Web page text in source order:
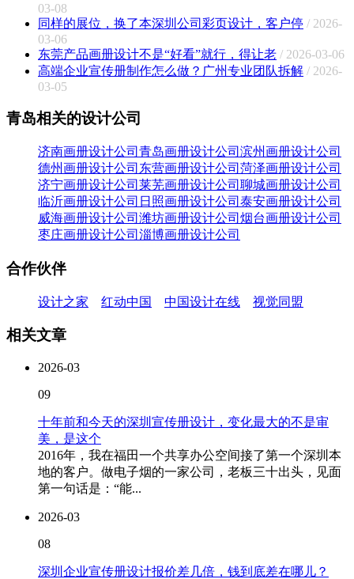
03-08
同样的展位，换了本深圳公司彩页设计，客户停 / 2026-
03-06
东莞产品画册设计不是“好看”就行，得让老 / 2026-03-06
高端企业宣传册制作怎么做？广州专业团队拆解 / 2026-
03-05
青岛相关的设计公司
济南画册设计公司 青岛画册设计公司 滨州画册设计公司
德州画册设计公司 东营画册设计公司 菏泽画册设计公司
济宁画册设计公司 莱芜画册设计公司 聊城画册设计公司
临沂画册设计公司 日照画册设计公司 泰安画册设计公司
威海画册设计公司 潍坊画册设计公司 烟台画册设计公司
枣庄画册设计公司 淄博画册设计公司
合作伙伴
设计之家 红动中国 中国设计在线 视觉同盟
相关文章
2026-03
09
十年前和今天的深圳宣传册设计，变化最大的不是审
美，是这个
2016年，我在福田一个共享办公空间接了第一个深圳本
地的客户。做电子烟的一家公司，老板三十出头，见面
第一句话是：“能...
2026-03
08
深圳企业宣传册设计报价差几倍，钱到底差在哪儿？